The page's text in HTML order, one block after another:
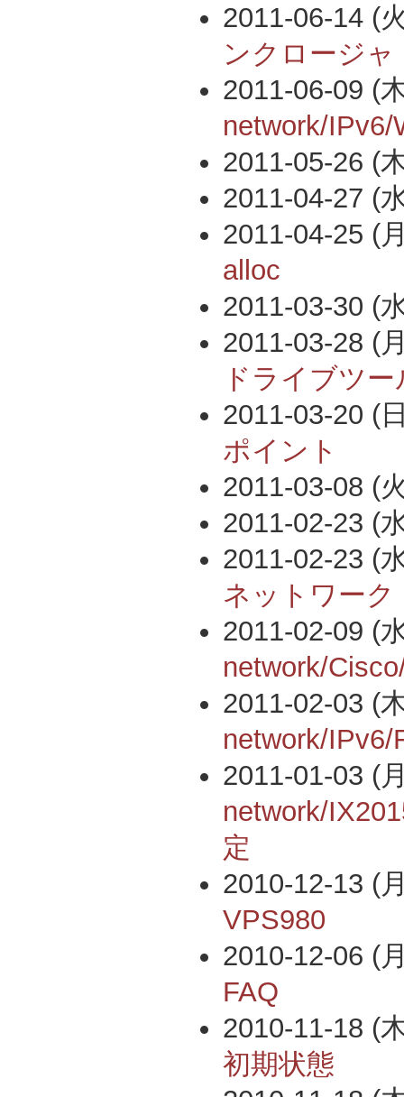
2011-06-14 (
ンクロージャ
2011-06-09 (
network/IPv6/
2011-05-26 (
2011-04-27 (
2011-04-25 (
alloc
2011-03-30 (
2011-03-28 (
ドライブツー
2011-03-20 (
ポイント
2011-03-08 (
2011-02-23 (
2011-02-23 (
ネットワーク
2011-02-09 (
network/
2011-02-03 (
network/IPv6/
2011-01-03 (
network/
定
2010-12-13 (
VPS980
2010-12-06 (
FAQ
2010-11-18 (
初期状態